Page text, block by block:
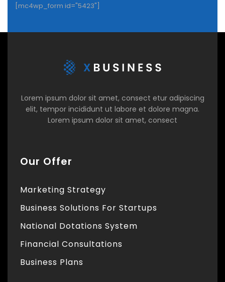
[mc4wp_form id="5423"]
Lorem ipsum dolor sit amet, consect etur adipiscing
elit, tempor incididunt ut labore et dolore magna.
Lorem ipsum dolor sit amet, consect
Our Offer
Marketing Strategy
Business Solutions For Startups
National Dotations System
Financial Consultations
Business Plans